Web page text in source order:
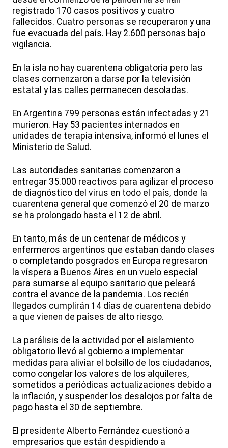
registrado 170 casos positivos y cuatro
fallecidos. Cuatro personas se recuperaron y una
fue evacuada del país. Hay 2.600 personas bajo
vigilancia.
En la isla no hay cuarentena obligatoria pero las
clases comenzaron a darse por la televisión
estatal y las calles permanecen desoladas.
En Argentina 799 personas están infectadas y 21
murieron. Hay 53 pacientes internados en
unidades de terapia intensiva, informó el lunes el
Ministerio de Salud.
Las autoridades sanitarias comenzaron a
entregar 35.000 reactivos para agilizar el proceso
de diagnóstico del virus en todo el país, donde la
cuarentena general que comenzó el 20 de marzo
se ha prolongado hasta el 12 de abril.
En tanto, más de un centenar de médicos y
enfermeros argentinos que estaban dando clases
o completando posgrados en Europa regresaron
la víspera a Buenos Aires en un vuelo especial
para sumarse al equipo sanitario que peleará
contra el avance de la pandemia. Los recién
llegados cumplirán 14 días de cuarentena debido
a que vienen de países de alto riesgo.
La parálisis de la actividad por el aislamiento
obligatorio llevó al gobierno a implementar
medidas para aliviar el bolsillo de los ciudadanos,
como congelar los valores de los alquileres,
sometidos a periódicas actualizaciones debido a
la inflación, y suspender los desalojos por falta de
pago hasta el 30 de septiembre.
El presidente Alberto Fernández cuestionó a
empresarios que están despidiendo a